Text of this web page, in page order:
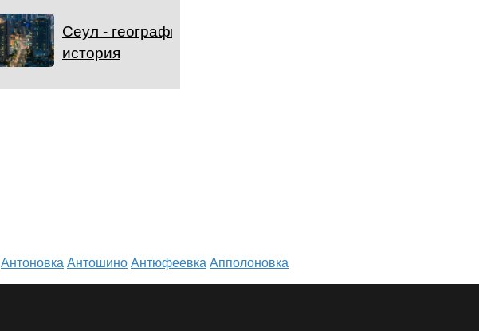
Сеул - география и
история
АнтоновкаАнтошиноАнтюфеевкаАпполоновка